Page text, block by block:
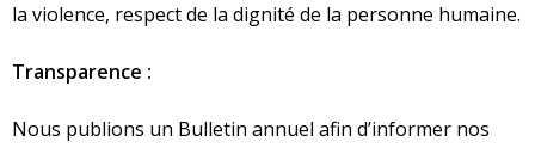
la violence, respect de la dignité de la personne humaine.
Transparence :
Nous publions un Bulletin annuel afin d’informer nos